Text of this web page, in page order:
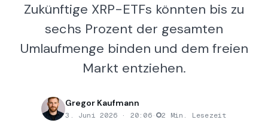
Zukünftige XRP-ETFs könnten bis zu
sechs Prozent der gesamten
Umlaufmenge binden und dem freien
Markt entziehen.
Gregor Kaufmann
3. Juni 2026 · 20:06· 2 Min. Lesezeit
Regulation 214